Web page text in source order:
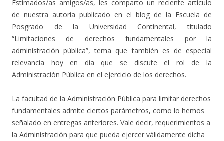
Estimados/as amigos/as, les comparto un reciente artículo
de nuestra autoría publicado en el blog de la Escuela de
Posgrado de la Universidad Continental, titulado
“Limitaciones de derechos fundamentales por la
administración pública”, tema que también es de especial
relevancia hoy en día que se discute el rol de la
Administración Pública en el ejercicio de los derechos.
La facultad de la Administración Pública para limitar derechos
fundamentales admite ciertos parámetros, como lo hemos
señalado en entregas anteriores. Vale decir, requerimientos a
la Administración para que pueda ejercer válidamente dicha